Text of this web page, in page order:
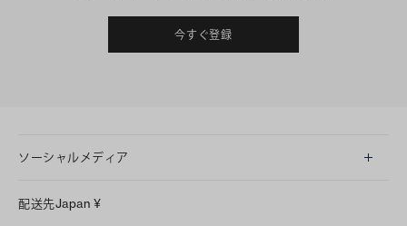
今すぐ登録
ソーシャルメディア
配送先Japan ¥